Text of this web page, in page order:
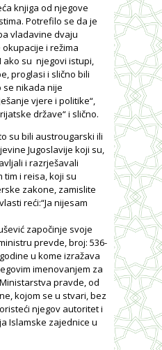
knjiga od njegove
Potrefilo se da je
vladavine dvaju
i režima
ako su njegovi istupi,
proglasi i slično bili
se nikada nije
vjere i politike“,
države“ i slično.
su bili austrougarski ili
Jugoslavije koji su,
i razrješavali
tim i reisa, koji su
zakone, zamislite
reći:“Ja nijesam
započinje svoje
prevde, broj: 536-
u kome izražava
imenovanjem za
pravde, od
kojom se u stvari, bez
njegov autoritet i
Islamske zajednice u